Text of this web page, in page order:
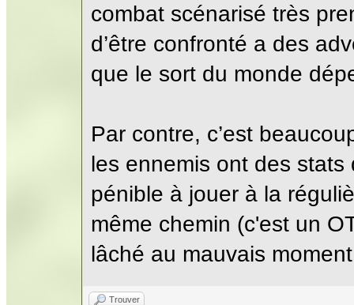
combat scénarisé très
d’être confronté a des
que le sort du monde
Par contre, c’est
les ennemis ont des
pénible à jouer à la
même chemin (c'est un
lâché au mauvais
Trouver